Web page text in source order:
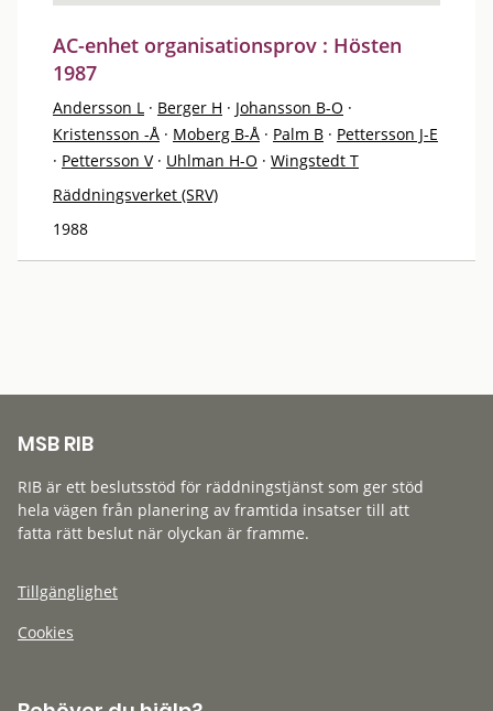
AC-enhet organisationsprov : Hösten
1987
Andersson L · Berger H · Johansson B-O ·
Kristensson -Å · Moberg B-Å · Palm B · Pettersson J-E
· Pettersson V · Uhlman H-O · Wingstedt T
Räddningsverket (SRV)
1988
MSB RIB
RIB är ett beslutsstöd för räddningstjänst som ger stöd
hela vägen från planering av framtida insatser till att
fatta rätt beslut när olyckan är framme.
Tillgänglighet
Cookies